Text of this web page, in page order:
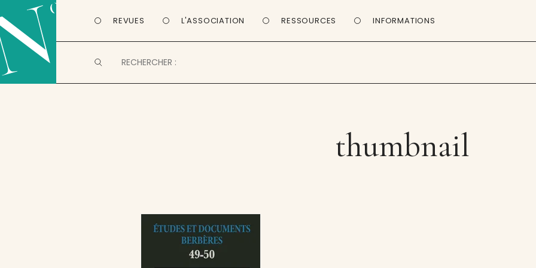
REVUES L'ASSOCIATION RESSOURCES INFORMATIONS
thumbnail